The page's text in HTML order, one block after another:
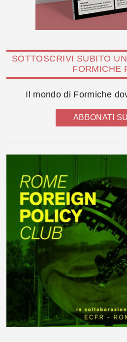
SOTTOSCRIVI SUBITO
FORMICHE
Il mondo di Formiche
ABBONATI